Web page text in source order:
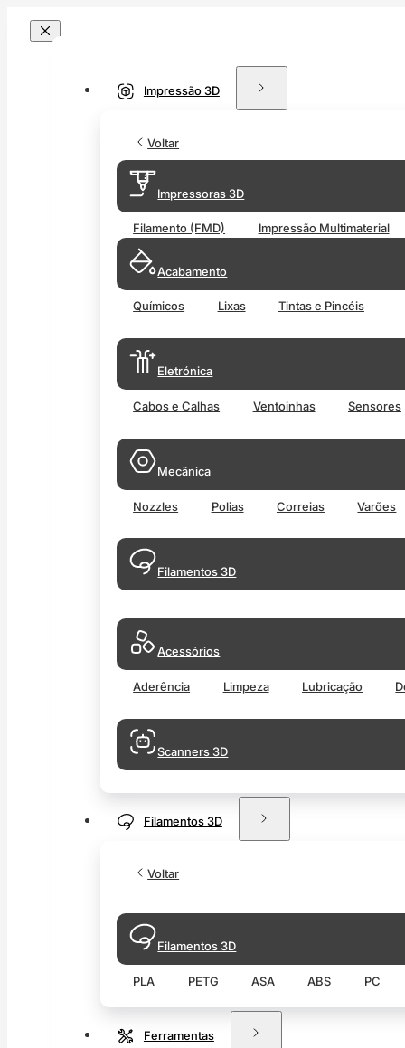
Impressão 3D
Voltar
Impressoras 3D
Filamento (FMD) Impressão Multimaterial
Acabamento
Químicos Lixas Tintas e Pincéis
Eletrónica
Cabos e Calhas Ventoinhas Sensores
Mecânica
Nozzles Polias Correias Varões
Filamentos 3D
Acessórios
Aderência Limpeza Lubricação
Scanners 3D
Filamentos 3D
Voltar
Filamentos 3D
PLA PETG ASA ABS PC
Ferramentas